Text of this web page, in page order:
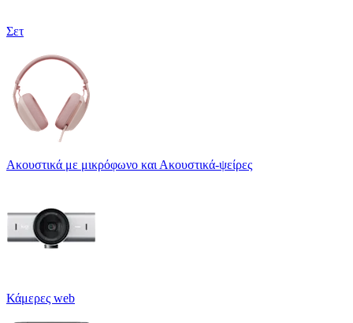
Σετ
Ακουστικά με μικρόφωνο και Ακουστικά-ψείρες
Κάμερες web